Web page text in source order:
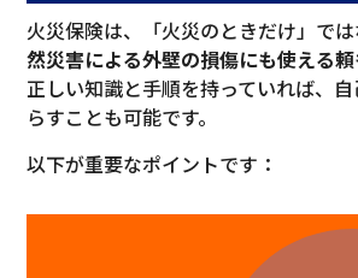
火災保険は、「火災のときだけ」で
然災害による外壁の損傷にも使える
正しい知識と手順を持っていれば、
らすことも可能です。
以下が重要なポイントです：